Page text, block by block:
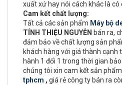
xuất xứ hay nói cách khác là
Cam kết chất lượng:
Tất cả các sản phẩm Máy bộ
TÍNH THIỆU NGUYỄN bán ra,
đảm bảo về chất lượng sản
khách hàng với giá thành cạnh
hành 1 đổi 1 trong thời gian
chúng tôi xin cam kết sản
tphcm , giá rẻ công ty bán ra